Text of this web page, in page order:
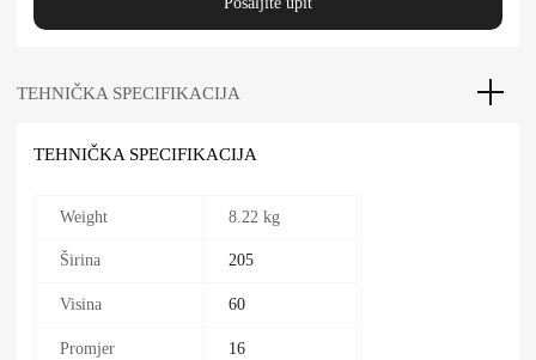
TEHNIČKA SPECIFIKACIJA
TEHNIČKA SPECIFIKACIJA
Weight 8.22 kg
Širina 205
Visina 60
Promjer 16